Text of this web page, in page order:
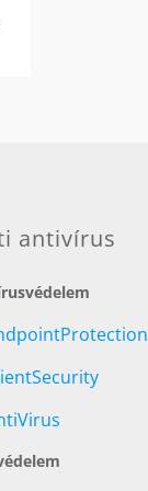
antivírus